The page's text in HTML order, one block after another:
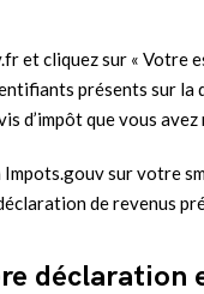
et cliquez sur « Votre
présents sur
d’impôt que vous avez
Impots.gouv sur votre
de revenus
déclaration